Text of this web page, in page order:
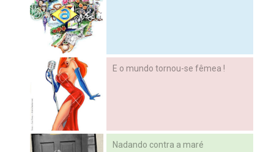
E o mundo tornou-se fêmea !
Nadando contra a maré